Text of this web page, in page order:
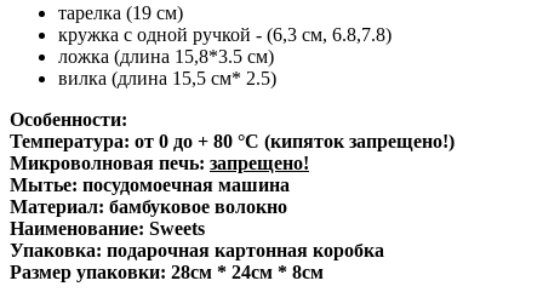
тарелка (19 см)
кружка с одной ручкой - (6,3 см, 6.8,7.8)
ложка (длина 15,8*3.5 см)
вилка (длина 15,5 см* 2.5)
Особенности:
Температура: от 0 до + 80 °С (кипяток запрещено!)
Микроволновая печь: запрещено!
Мытье: посудомоечная машина
Материал: бамбуковое волокно
Наименование: Sweets
Упаковка: подарочная картонная коробка
Размер упаковки: 28см * 24см * 8см